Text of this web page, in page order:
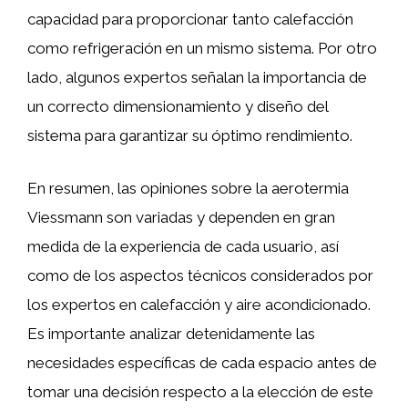
capacidad para proporcionar tanto calefacción
como refrigeración en un mismo sistema. Por otro
lado, algunos expertos señalan la importancia de
un correcto dimensionamiento y diseño del
sistema para garantizar su óptimo rendimiento.
En resumen, las opiniones sobre la aerotermia
Viessmann son variadas y dependen en gran
medida de la experiencia de cada usuario, así
como de los aspectos técnicos considerados por
los expertos en calefacción y aire acondicionado.
Es importante analizar detenidamente las
necesidades específicas de cada espacio antes de
tomar una decisión respecto a la elección de este